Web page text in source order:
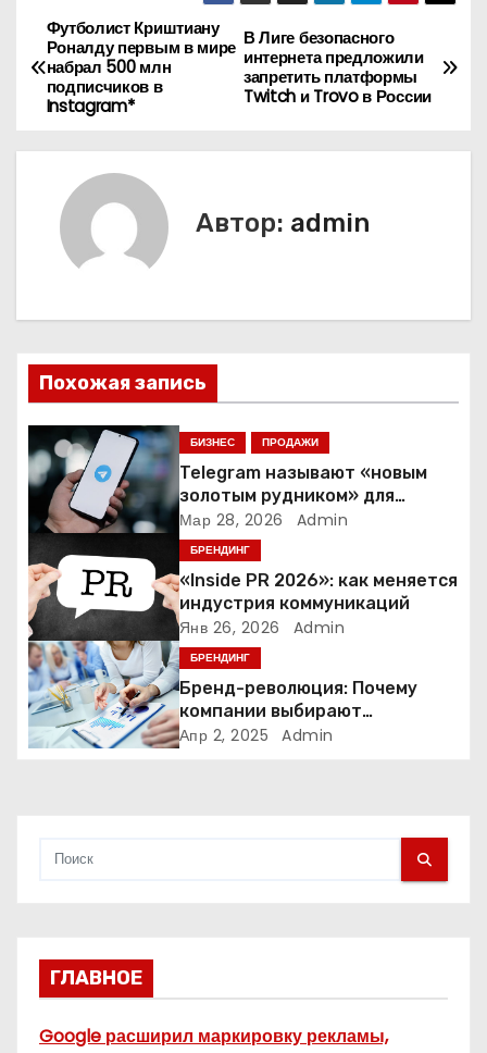
Н
а
ц
и
я
п
о
з
а
п
и
с
В Лиге безопасного
интернета предложили
запретить платформы
Twitch и Trovo в России
Футболист Криштиану
Роналду первым в мире
набрал 500 млн
подписчиков в
Instagram*
Автор: admin
Похожая запись
БИЗНЕС ПРОДАЖИ
Telegram называют «новым
золотым рудником» для
креаторов: как блогеры
создают онлайн-бизнес
Мар 28, 2026 Admin
БРЕНДИНГ
«Inside PR 2026»: как меняется
индустрия коммуникаций
Янв 26, 2026 Admin
БРЕНДИНГ
Бренд-революция: Почему
компании выбирают
адаптивные логотипы?
Апр 2, 2025 Admin
ГЛАВНОЕ
Google расширил маркировку рекламы,